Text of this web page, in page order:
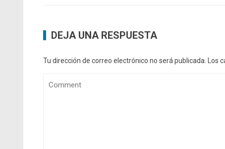
DEJA UNA RESPUESTA
Tu dirección de correo electrónico no será publicada. Los